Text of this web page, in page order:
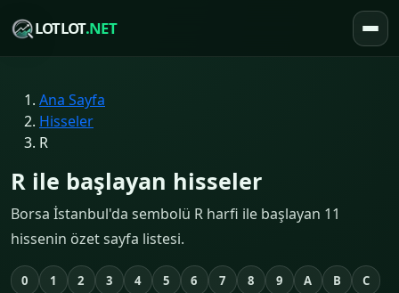
LOTLOT.NET
Ana Sayfa
Hisseler
R
R ile başlayan hisseler
Borsa İstanbul'da sembolü R harfi ile başlayan 11
hissenin özet sayfa listesi.
0 1 2 3 4 5 6 7 8 9 A B
C